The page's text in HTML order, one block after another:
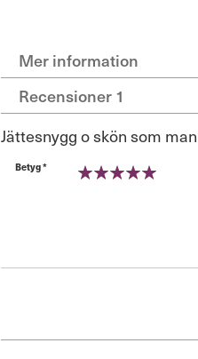
Mer information
Recensioner 1
Jättesnygg o skön som
Betyg *